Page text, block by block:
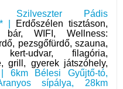
Szilveszter Pádis
|
Erdőszélen tisztáson,
bár, WIFI, Wellness:
pezsgőfürdő, szauna,
udvar, filagória,
grill, gyerek játszóhely,
6km Bélesi Gyűjtő-tó,
sípálya, 28km